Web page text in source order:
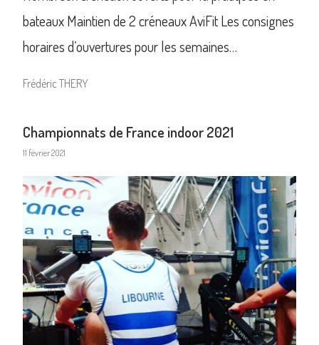
bateaux Maintien de 2 créneaux AviFit Les consignes
horaires d’ouvertures pour les semaines…
Frédéric THERY
Championnats de France indoor 2021
11 février 2021